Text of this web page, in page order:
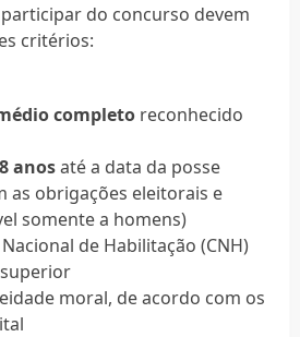
do concurso devem
critérios:
completoreconhecido
anosaté a data da posse
as obrigações eleitorais e
somente a homens)
de Habilitação (CNH)
moral, de acordo com os